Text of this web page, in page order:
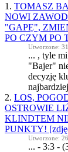
1. TOMASZ
NOWI
"GAPĘ",
PO CZYM PO
Utworzone:
... , tyle
"Bajer"
decyzję
2. LOS,
OSTROWIE
KLINDTEM
PUNKTY!
Utworzone:
... - 3:3 -